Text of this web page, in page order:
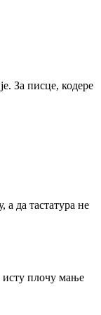
За писце, кодере
да тастатура не
исту плочу мање